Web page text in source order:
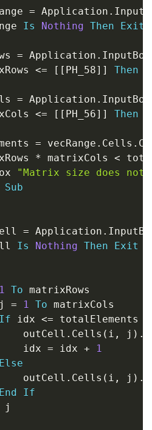
= Application .
Is Nothing Then Exit
= Application . InputBox
<= [[PH_58]] Then
= Application . InputBox
<= [[PH_56]] Then
= vecRange . Cells .
* matrixCols <
"Matrix size does
Sub
= Application .
Is Nothing Then Exit
1 To matrixRows
= 1 To matrixCols
If idx <= totalElements
outCell
. Cells ( i , j ) .
idx
= idx +
1
Else
outCell
. Cells ( i , j ) .
End
If
j